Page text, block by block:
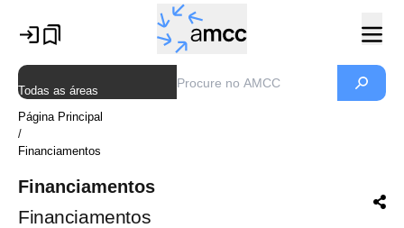
Todas as áreas
Página Principal
/
Financiamentos
Financiamentos
Financiamentos